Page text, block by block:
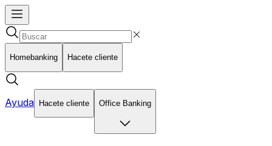
Homebanking Hacete cliente
Ayuda Hacete cliente Office Banking